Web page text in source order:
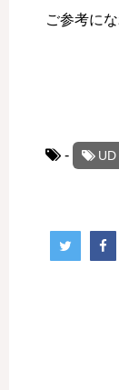
ご参考に
-